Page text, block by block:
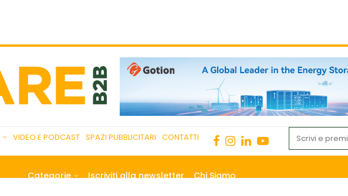
VIDEO E PODCAST SPAZI PUBBLICITARI CONTATTI
Categorie Iscriviti alla newsletter Chi Siamo